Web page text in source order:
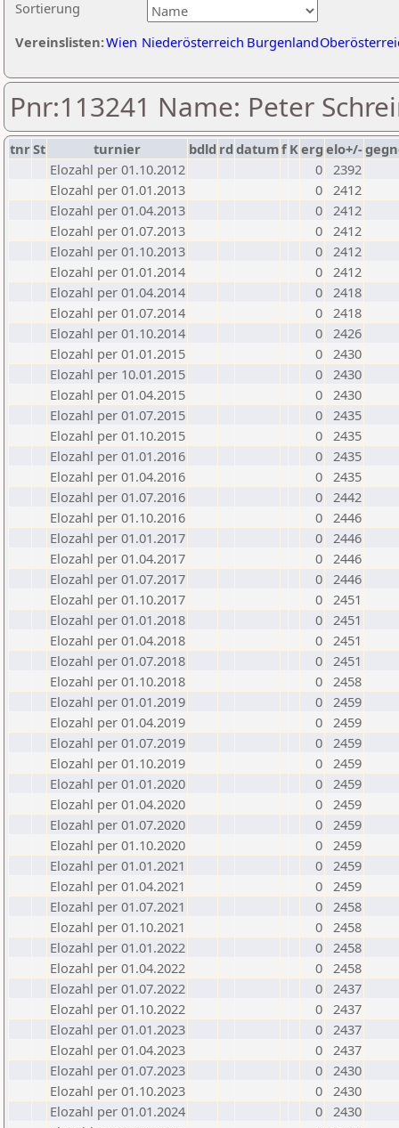
Sortierung
Vereinslisten:Wien Niederösterreich Burgenland
Pnr:113241 Name: Peter
tnrSt turnier bdld rd datumf Kerg elo+/-
Elozahl per 01.10.2012
0 2392
Elozahl per 01.01.2013
0 2412
Elozahl per 01.04.2013
0 2412
Elozahl per 01.07.2013
0 2412
Elozahl per 01.10.2013
0 2412
Elozahl per 01.01.2014
0 2412
Elozahl per 01.04.2014
0 2418
Elozahl per 01.07.2014
0 2418
Elozahl per 01.10.2014
0 2426
Elozahl per 01.01.2015
0 2430
Elozahl per 10.01.2015
0 2430
Elozahl per 01.04.2015
0 2430
Elozahl per 01.07.2015
0 2435
Elozahl per 01.10.2015
0 2435
Elozahl per 01.01.2016
0 2435
Elozahl per 01.04.2016
0 2435
Elozahl per 01.07.2016
0 2442
Elozahl per 01.10.2016
0 2446
Elozahl per 01.01.2017
0 2446
Elozahl per 01.04.2017
0 2446
Elozahl per 01.07.2017
0 2446
Elozahl per 01.10.2017
0 2451
Elozahl per 01.01.2018
0 2451
Elozahl per 01.04.2018
0 2451
Elozahl per 01.07.2018
0 2451
Elozahl per 01.10.2018
0 2458
Elozahl per 01.01.2019
0 2459
Elozahl per 01.04.2019
0 2459
Elozahl per 01.07.2019
0 2459
Elozahl per 01.10.2019
0 2459
Elozahl per 01.01.2020
0 2459
Elozahl per 01.04.2020
0 2459
Elozahl per 01.07.2020
0 2459
Elozahl per 01.10.2020
0 2459
Elozahl per 01.01.2021
0 2459
Elozahl per 01.04.2021
0 2459
Elozahl per 01.07.2021
0 2458
Elozahl per 01.10.2021
0 2458
Elozahl per 01.01.2022
0 2458
Elozahl per 01.04.2022
0 2458
Elozahl per 01.07.2022
0 2437
Elozahl per 01.10.2022
0 2437
Elozahl per 01.01.2023
0 2437
Elozahl per 01.04.2023
0 2437
Elozahl per 01.07.2023
0 2430
Elozahl per 01.10.2023
0 2430
Elozahl per 01.01.2024
0 2430